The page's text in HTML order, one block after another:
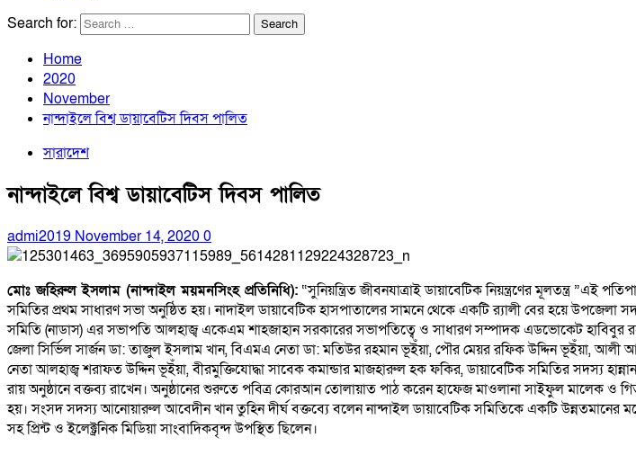
Search for:
Home
2020
November
নান্দাইলে বিশ্ব ডায়াবেটিস দিবস পালিত
সারাদেশ
নান্দাইলে বিশ্ব ডায়াবেটিস দিবস পালিত
admi2019 November 14, 2020 0
মোঃ জহিরুল ইসলাম (নান্দাইল ময়মনসিংহ প্রতিনিধি): “সুনিয়ন্ত্রিত জীবনযাত্রাই ডায়াবেটিক নিয়ন্ত্রণের মূলতন্ত্র ”এই
সমিতির প্রথম সাধারণ সভা অনুষ্ঠিত হয়। নাদাইল ডায়াবেটিক হাসপাতালের সামনে থেকে একটি র‌্যালী বের হয়ে
সমিতি (নাডাস) এর সভাপতি আলহাজ্ব একেএম শাহজাহান সরকারের সভাপতিত্বে ও সাধারণ সম্পাদক এডভোকেট
জেলা সির্ভিল সার্জন ডা: তাজুল ইসলাম খান, বিএমএ নেতা ডা: মতিউর রহমান ভূইঁয়া, পৌর মেয়র রফিক উদ্দিন ভূইঁয়া,
নেতা আলহাজ্ব শরাফত উদ্দিন ভূইঁয়া, বীরমুক্তিযোদ্ধা সাবেক কমান্ডার মাজহারুল হক ফকির, ডায়াবেটিক সমিতির সদস্য
রায় অনুষ্ঠানে বক্তব্য রাখেন। অনুষ্ঠানের শুরুতে পবিত্র কোরআন তোলায়াত পাঠ করেন হাফেজ মাওলানা সাইফুল মালেক ও
হয়। সংসদ সদস্য আনোয়ারুল আবেদীন খান তুহিন দীর্ঘ বক্তব্যে বলেন নান্দাইল ডায়াবেটিক সমিতিকে একটি
সহ প্রিন্ট ও ইলেক্ট্রনিক মিডিয়া সাংবাদিকবৃন্দ উপস্থিত ছিলেন।